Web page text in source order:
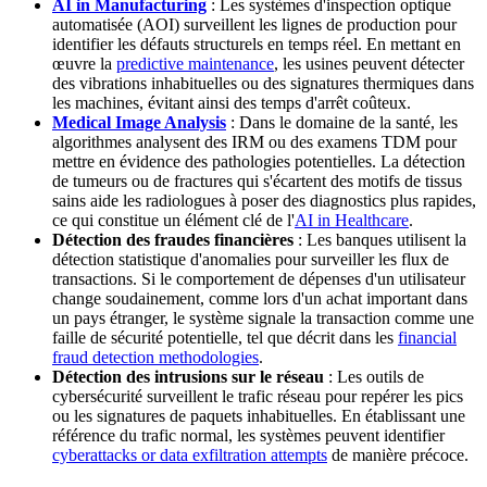
AI in Manufacturing : Les systèmes d'inspection optique
automatisée (AOI) surveillent les lignes de production pour
identifier les défauts structurels en temps réel. En mettant en
œuvre la predictive maintenance, les usines peuvent détecter
des vibrations inhabituelles ou des signatures thermiques dans
les machines, évitant ainsi des temps d'arrêt coûteux.
Medical Image Analysis : Dans le domaine de la santé, les
algorithmes analysent des IRM ou des examens TDM pour
mettre en évidence des pathologies potentielles. La détection
de tumeurs ou de fractures qui s'écartent des motifs de tissus
sains aide les radiologues à poser des diagnostics plus rapides,
ce qui constitue un élément clé de l'AI in Healthcare.
Détection des fraudes financières : Les banques utilisent la
détection statistique d'anomalies pour surveiller les flux de
transactions. Si le comportement de dépenses d'un utilisateur
change soudainement, comme lors d'un achat important dans
un pays étranger, le système signale la transaction comme une
faille de sécurité potentielle, tel que décrit dans les financial
fraud detection methodologies.
Détection des intrusions sur le réseau : Les outils de
cybersécurité surveillent le trafic réseau pour repérer les pics
ou les signatures de paquets inhabituelles. En établissant une
référence du trafic normal, les systèmes peuvent identifier
cyberattacks or data exfiltration attempts de manière précoce.